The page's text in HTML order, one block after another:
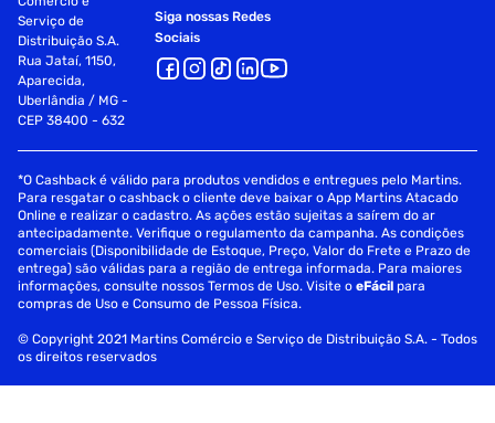
"Uso para limpeza e são extremamente confortáveis.
Adorei!" - Ricardo Santos
Garanta já as suas! Compre a Luva Viniflex G Preta Caixa
com 100 na TK Shopping e desfrute de maior conforto e
elasticidade em suas tarefas diárias. Frete rápido e seguro!
Palavras Chave:
luva viniflex, luva preta, luva TPE, luva elástica, luva
confortável, luva para uso diário, luva resistente, luva
Vabene, luva de borracha termoplástica, luva versátil, luva
para cozinha, luva para limpeza, luva para oficina, luva TK
Shopping, luva econômica, luva caixa com 100, luva com
segura, luva promocional, frete rápido, luva segura
Serviço de
Distribuição S.A.
Rua Jataí, 1150,
Aparecida,
Uberlândia / MG -
CEP 38400 - 632
Siga nossas Redes
Sociais
*O Cashback é válido para produtos vendidos e entregues pelo Martins.
Para resgatar o cashback o cliente deve baixar o App Martins Atacado
Online e realizar o cadastro. As ações estão sujeitas a saírem do ar
antecipadamente. Verifique o regulamento da campanha. As condições
comerciais (Disponibilidade de Estoque, Preço, Valor do Frete e Prazo de
entrega) são válidas para a região de entrega informada. Para maiores
informações, consulte nossos Termos de Uso. Visite oeFácil para
compras de Uso e Consumo de Pessoa Física.
© Copyright 2021 Martins Comércio e Serviço de Distribuição S.A. - Todos
os direitos reservados